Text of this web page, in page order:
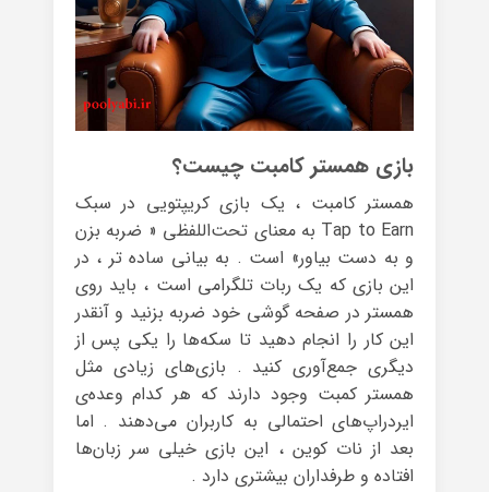
بازی همستر کامبت چیست؟
همستر کامبت ، یک بازی کریپتویی در سبک
Tap to Earn به معنای تحت‌اللفظی « ضربه بزن
و به دست بیاور» است . به بیانی ساده تر ، در
این بازی که یک ربات تلگرامی است ، باید روی
همستر در صفحه گوشی خود ضربه بزنید و آنقدر
این کار را انجام دهید تا سکه‌ها را یکی پس از
دیگری جمع‌آوری کنید . بازی‌های زیادی مثل
همستر کمبت وجود دارند که هر کدام وعده‌ی
ایردراپ‌های احتمالی به کاربران می‌دهند . اما
بعد از نات کوین ، این بازی خیلی سر زبان‌ها
افتاده و طرفداران بیشتری دارد .